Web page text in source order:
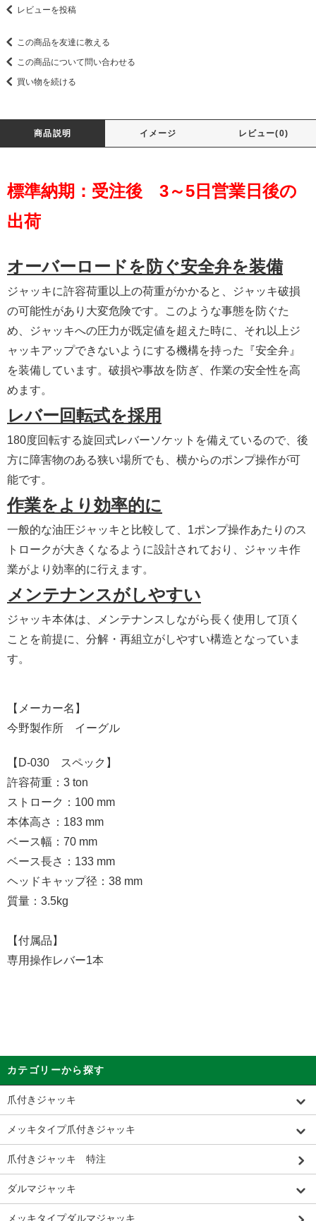
レビューを投稿
この商品を友達に教える
この商品について問い合わせる
買い物を続ける
商品説明 イメージ レビュー(0)
標準納期：受注後 3～5日営業日後の
出荷
オーバーロードを防ぐ安全弁を装備
ジャッキに許容荷重以上の荷重がかかると、ジャッキ破損
の可能性があり大変危険です。このような事態を防ぐた
め、ジャッキへの圧力が既定値を超えた時に、それ以上ジ
ャッキアップできないようにする機構を持った『安全弁』
を装備しています。破損や事故を防ぎ、作業の安全性を高
めます。
レバー回転式を採用
180度回転する旋回式レバーソケットを備えているので、後
方に障害物のある狭い場所でも、横からのポンプ操作が可
能です。
作業をより効率的に
一般的な油圧ジャッキと比較して、1ポンプ操作あたりのス
トロークが大きくなるように設計されており、ジャッキ作
業がより効率的に行えます。
メンテナンスがしやすい
ジャッキ本体は、メンテナンスしながら長く使用して頂く
ことを前提に、分解・再組立がしやすい構造となっていま
す。
【メーカー名】
今野製作所 イーグル
【D-030 スペック】
許容荷重：3 ton
ストローク：100 mm
本体高さ：183 mm
ベース幅：70 mm
ベース長さ：133 mm
ヘッドキャップ径：38 mm
質量：3.5kg
【付属品】
専用操作レバー1本
カテゴリーから探す
爪付きジャッキ
メッキタイプ爪付きジャッキ
爪付きジャッキ 特注
ダルマジャッキ
メッキタイプダルマジャッキ